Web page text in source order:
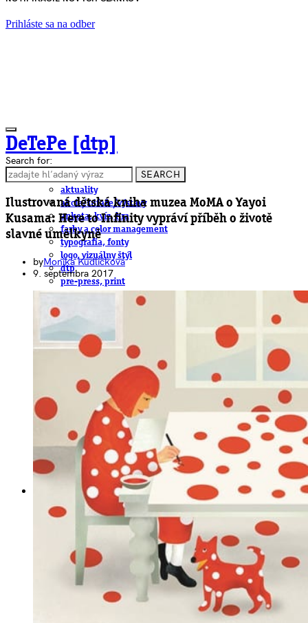
Prihláste sa na odber
DeTePe [dtp]
ČLÁNKY
aktuality
akcie/súťaže/výstavy
anketa, kvíz, hra
farby a color management
typografia, fonty
logo, vizuálny štýl
dtp
pre-press, print
obalový dizajn
fotografia
knihy
web
software, mobilné aplikácie
na stiahnutie
obludárium
pracovné ponuky
DeTePe [dtp]
ZÁKAZKY
základy DTP
pre klientov
pdf, ps, acrobat, distiller
fonty, písmo, typografia
farby a color management návody
indesign
photoshop
Search for:
SEARCH
Ilustrovaná dětská kniha muzea MoMA o Yayoi
Kusama: Here to Infinity vypráví příběh o životě
slavné umělkyně
byMonika Kudličková
9. septembra 2017